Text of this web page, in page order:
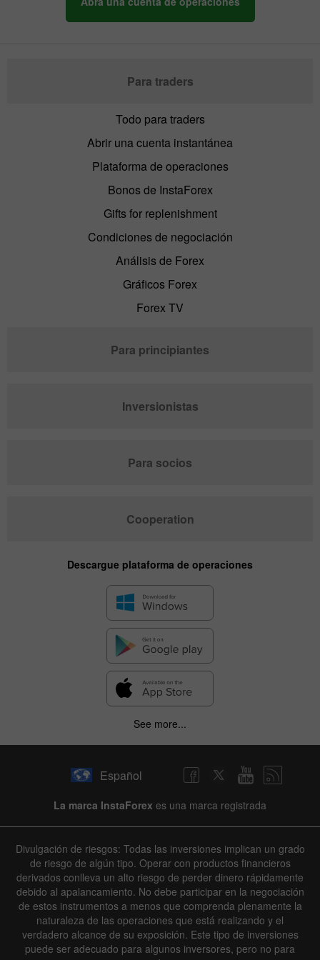
✕
Hide chart
6 August 2025 - 6 August 2026
1 year / 2 years / 3 years / 4 years| Actual Forecast Previous|
Data not found
Para traders
Todo para traders
Abrir una cuenta instantánea
Plataforma de operaciones
Bonos de InstaForex
Gifts for replenishment
Condiciones de negociación
Análisis de Forex
Gráficos Forex
Forex TV
Para principiantes
Inversionistas
Para socios
Cooperation
Descargue plataforma de operaciones
See more...
Español
La marca InstaForex es una marca registrada
Divulgación de riesgos: Todas las inversiones implican un grado
de riesgo de algún tipo. Operar con productos financieros
derivados conlleva un alto riesgo de perder dinero rápidamente
debido al apalancamiento. No debe participar en la negociación
de estos instrumentos a menos que comprenda plenamente la
naturaleza de las operaciones que está realizando y el
verdadero alcance de su exposición. Este tipo de inversiones
puede ser adecuado para algunos inversores, pero no para